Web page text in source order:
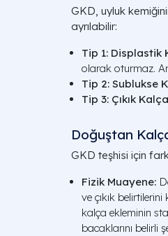
GKD, uyluk
ayrılabilir:
Tip 1: Displastik
olarak oturmaz.
Tip 2: Sublukse
Tip 3: Çıkık
Doğuştan Kalça
GKD teşhisi için
Fizik Muayene:
ve çıkık
kalça ekleminin
bacaklarını belirli